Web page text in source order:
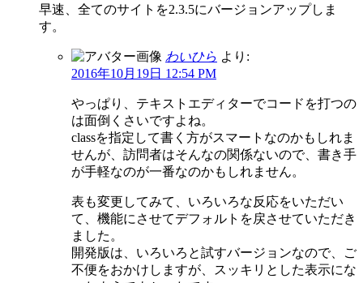
早速、全てのサイトを2.3.5にバージョンアップしま
す。
わいひら より:
2016年10月19日 12:54 PM
やっぱり、テキストエディターでコードを打つの
は面倒くさいですよね。
classを指定して書く方がスマートなのかもしれま
せんが、訪問者はそんなの関係ないので、書き手
が手軽なのが一番なのかもしれません。
表も変更してみて、いろいろな反応をいただい
て、機能にさせてデフォルトを戻させていただき
ました。
開発版は、いろいろと試すバージョンなので、ご
不便をおかけしますが、スッキリとした表示にな